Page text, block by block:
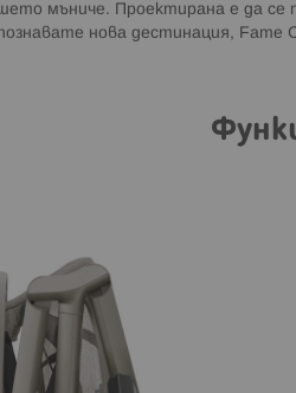
мъниче. Проектирана е да се
нова дестинация, Fame